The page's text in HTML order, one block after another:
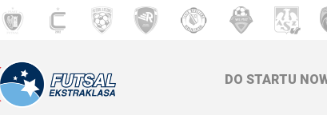
DO STARTU